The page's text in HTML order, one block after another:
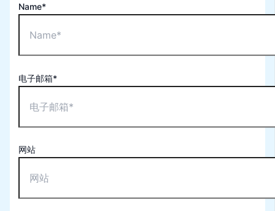
Name*
电子邮箱*
网站